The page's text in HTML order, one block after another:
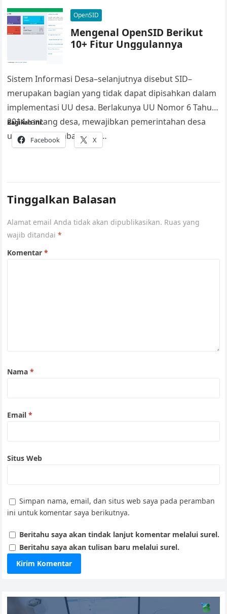
OpenSID
Mengenal OpenSID Berikut
10+ Fitur Unggulannya
Sistem Informasi Desa–selanjutnya disebut SID–
merupakan bagian yang tidak dapat dipisahkan dalam
implementasi UU desa. Berlakunya UU Nomor 6 Tahun
2014 tentang desa, mewajibkan pemerintahan desa
untuk mengembangkan…
Bagikan ini:
Facebook X
Tinggalkan Balasan
Alamat email Anda tidak akan dipublikasikan. Ruas yang
wajib ditandai*
Komentar*
Nama*
Email*
Situs Web
Simpan nama, email, dan situs web saya pada peramban
ini untuk komentar saya berikutnya.
Beritahu saya akan tindak lanjut komentar melalui surel.
Beritahu saya akan tulisan baru melalui surel.